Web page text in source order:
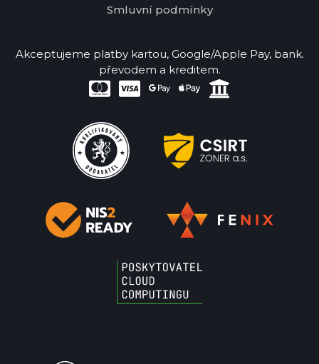
Smluvní podmínky
Akceptujeme platby kartou, Google/Apple Pay, bank.
převodem a kreditem.